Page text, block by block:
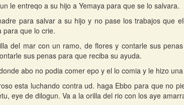
le entreqo a su hijo a Yemaya para que se lo salvara.
para salvar a su hijo y no pase los trabajos que
para que lo crie.
del mar con un ramo, de flores y contarle sus
sus penas para que reciba su ayuda.
abo no podia comer epo y el lo comia y le hizo
esta luchando contra ud. haga Ebbo para que no
eye de dilogun. Va a la orilla del rio con los aye